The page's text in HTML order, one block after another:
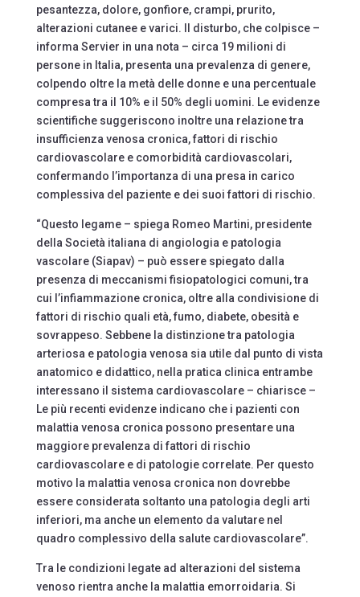
pesantezza, dolore, gonfiore, crampi, prurito,
alterazioni cutanee e varici. Il disturbo, che colpisce –
informa Servier in una nota – circa 19 milioni di
persone in Italia, presenta una prevalenza di genere,
colpendo oltre la metà delle donne e una percentuale
compresa tra il 10% e il 50% degli uomini. Le evidenze
scientifiche suggeriscono inoltre una relazione tra
insufficienza venosa cronica, fattori di rischio
cardiovascolare e comorbidità cardiovascolari,
confermando l’importanza di una presa in carico
complessiva del paziente e dei suoi fattori di rischio.
“Questo legame – spiega Romeo Martini, presidente
della Società italiana di angiologia e patologia
vascolare (Siapav) – può essere spiegato dalla
presenza di meccanismi fisiopatologici comuni, tra
cui l’infiammazione cronica, oltre alla condivisione di
fattori di rischio quali età, fumo, diabete, obesità e
sovrappeso. Sebbene la distinzione tra patologia
arteriosa e patologia venosa sia utile dal punto di vista
anatomico e didattico, nella pratica clinica entrambe
interessano il sistema cardiovascolare – chiarisce –
Le più recenti evidenze indicano che i pazienti con
malattia venosa cronica possono presentare una
maggiore prevalenza di fattori di rischio
cardiovascolare e di patologie correlate. Per questo
motivo la malattia venosa cronica non dovrebbe
essere considerata soltanto una patologia degli arti
inferiori, ma anche un elemento da valutare nel
quadro complessivo della salute cardiovascolare”.
Tra le condizioni legate ad alterazioni del sistema
venoso rientra anche la malattia emorroidaria. Si